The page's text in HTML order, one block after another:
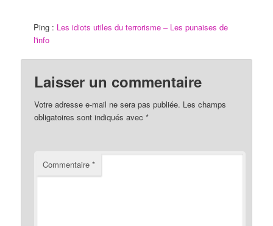
Ping : Les idiots utiles du terrorisme – Les punaises de
l'info
Laisser un commentaire
Votre adresse e-mail ne sera pas publiée. Les champs
obligatoires sont indiqués avec*
Commentaire*